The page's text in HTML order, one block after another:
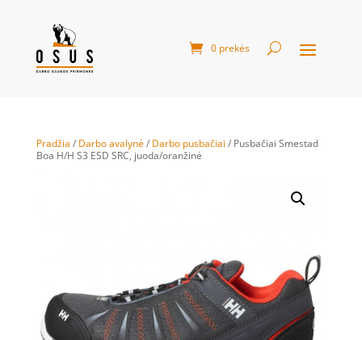
0 prekės
Pradžia / Darbo avalynė/ Darbo pusbačiai / Pusbačiai Smestad
Boa H/H S3 ESD SRC, juoda/oranžinė